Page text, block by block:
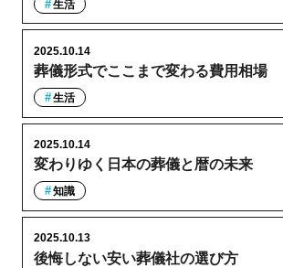
生活
葬儀形式でここまで変わる費用相場
2025.10.14
生活
変わりゆく日本の葬儀と暦の未来
2025.10.14
知識
後悔しない安い葬儀社の選び方
2025.10.13